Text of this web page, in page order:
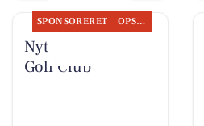
SPONSORERET OPSLAGSTAVLEN
Nyt fra Aarhus
Golf Club